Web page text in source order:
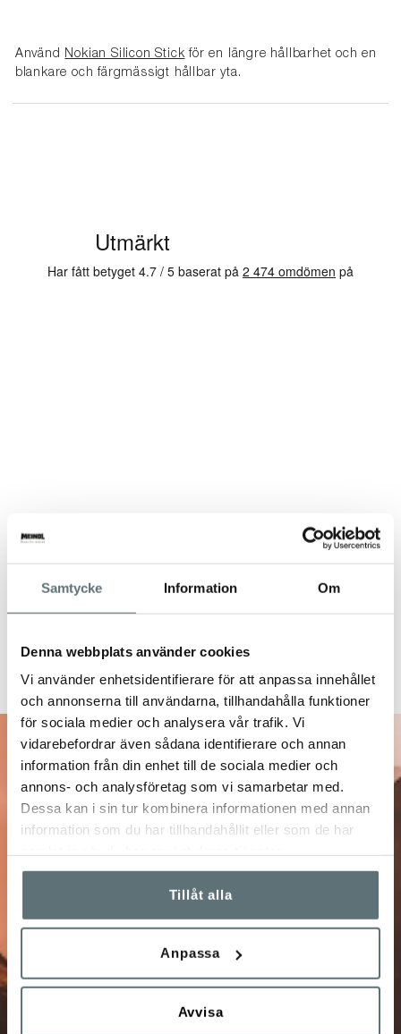
Samtycke Information Om
Denna webbplats använder cookies
Vi använder enhetsidentifierare för att anpassa innehållet
och annonserna till användarna, tillhandahålla funktioner
för sociala medier och analysera vår trafik. Vi
vidarebefordrar även sådana identifierare och annan
information från din enhet till de sociala medier och
annons- och analysföretag som vi samarbetar med.
Dessa kan i sin tur kombinera informationen med annan
information som du har tillhandahållit eller som de har
Tillåt alla
Anpassa
Avvisa
Använd Nokian Silicon Stick för en längre hållbarhet och en
blankare och färgmässigt hållbar yta.
10% på ditt nästa
köp
Anmäl dig till vårt nyhetsbrev!
Få unika förmåner och specialerbjudanden, info om
Jag bekräftar att jag vill prenumerera på Meindl
Sveriges nyhetsbrev och att Meindl Sverige får spara